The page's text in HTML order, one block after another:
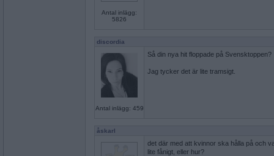
Antal inlägg:
5826
discordia
Antal inlägg: 459
Så din nya hit floppade på Svensktoppen?
Jag tycker det är lite tramsigt.
åskarl
det där med att kvinnor ska hålla på och
lite fånigt, eller hur?